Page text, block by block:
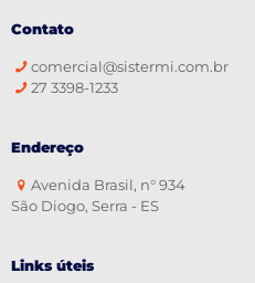
Contato
comercial@sistermi.com.br
27 3398-1233
Endereço
Avenida Brasil, n° 934
São Diogo, Serra - ES
Links úteis